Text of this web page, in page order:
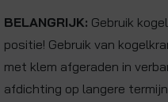
BELANGRIJK: Gebruik
positie! Gebruik van
met klem afgeraden in
afdichting op langere